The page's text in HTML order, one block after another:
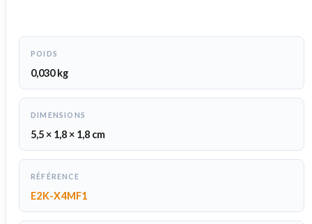
POIDS
0,030 kg
DIMENSIONS
5,5 × 1,8 × 1,8 cm
RÉFÉRENCE
E2K-X4MF1